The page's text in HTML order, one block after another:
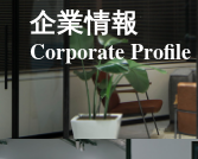
企業情報
Corporate Profile